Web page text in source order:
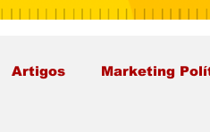
Artigos Marketing